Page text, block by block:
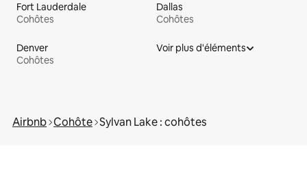
Fort Lauderdale
Cohôtes
Dallas
Cohôtes
Denver
Cohôtes
Voir plus d'éléments
Airbnb Cohôte Sylvan Lake : cohôtes